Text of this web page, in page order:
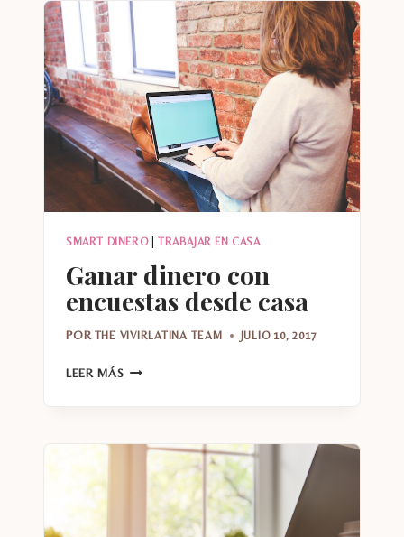
EN
EBAY
CONSEGUIR
$100
SMART DINERO| TRABAJAR EN CASA
Ganar dinero con
encuestas desde casa
POR THE VIVIRLATINA TEAM JULIO 10, 2017
LEER MÁS GANAR
DESDE
CASA